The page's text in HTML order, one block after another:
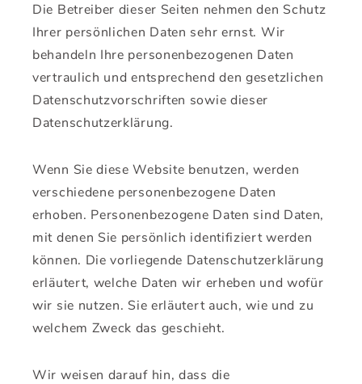
Die Betreiber dieser Seiten nehmen den Schutz
Ihrer persönlichen Daten sehr ernst. Wir
behandeln Ihre personenbezogenen Daten
vertraulich und entsprechend den gesetzlichen
Datenschutzvorschriften sowie dieser
Datenschutzerklärung.
Wenn Sie diese Website benutzen, werden
verschiedene personenbezogene Daten
erhoben. Personenbezogene Daten sind Daten,
mit denen Sie persönlich identifiziert werden
können. Die vorliegende Datenschutzerklärung
erläutert, welche Daten wir erheben und wofür
wir sie nutzen. Sie erläutert auch, wie und zu
welchem Zweck das geschieht.
Wir weisen darauf hin, dass die